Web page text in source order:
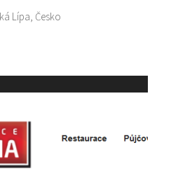
Lípa, Česko